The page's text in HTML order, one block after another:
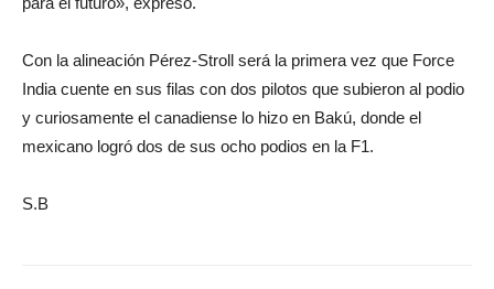
Con la alineación Pérez-Stroll será la primera vez que Force
India cuente en sus filas con dos pilotos que subieron al podio
y curiosamente el canadiense lo hizo en Bakú, donde el
mexicano logró dos de sus ocho podios en la F1.
S.B